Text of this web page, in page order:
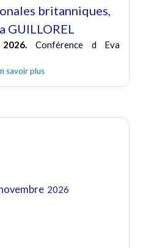
britanniques,
GUILLOREL
Conférence d Eva
savoir plus
2026